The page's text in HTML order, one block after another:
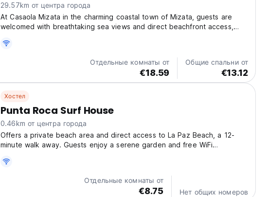
29.57km от центра города
At Casaola Mizata in the charming coastal town of Mizata, guests are
welcomed with breathtaking sea views and direct beachfront access,
relaxation with its lush gardens, sunny terrace,...
Отдельные комнаты от
€18.59
Общие спальни от
€13.12
Хостел
Punta Roca Surf House
0.46km от центра города
Offers a private beach area and direct access to La Paz Beach, a 12-
minute walk away. Guests enjoy a serene garden and free WiFi
play area, and picnic spots. Additional facilities include...
Отдельные комнаты от
€8.75 Нет общих номеров